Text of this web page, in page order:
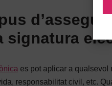
signatura
es pot aplicar a qualsevol
responsabilitat civil, etc.